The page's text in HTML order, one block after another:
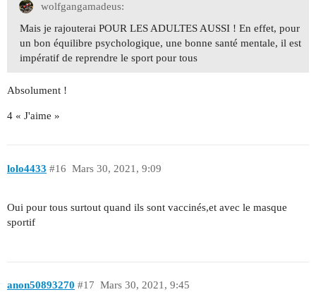
wolfgangamadeus:
Mais je rajouterai POUR LES ADULTES AUSSI ! En effet, pour
un bon équilibre psychologique, une bonne santé mentale, il est
impératif de reprendre le sport pour tous
Absolument !
4 « J'aime »
lolo4433 Mars 30, 2021, 9:09
#16
Oui pour tous surtout quand ils sont vaccinés,et avec le masque
sportif
anon50893270 Mars 30, 2021, 9:45
#17